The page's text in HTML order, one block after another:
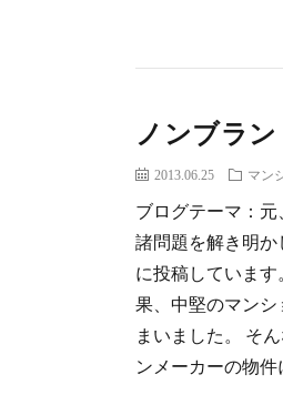
ノンブラ
2013.06.25 マン
ブログテーマ：
諸問題を解き明
に投稿していま
果、中堅のマン
まいました。 そ
ンメーカーの物